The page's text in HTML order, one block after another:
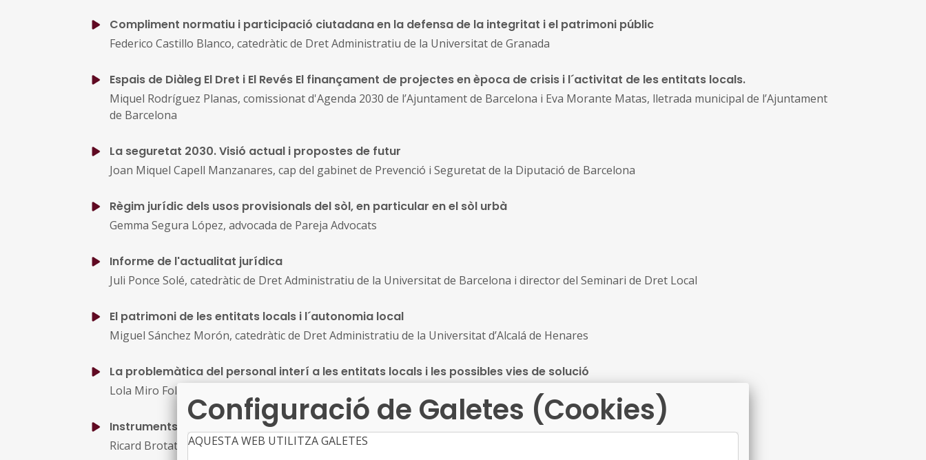
Compliment normatiu i participació ciutadana en la defensa de la integritat i el patrimoni públic
Federico Castillo Blanco, catedràtic de Dret Administratiu de la Universitat de Granada
Espais de Diàleg El Dret i El Revés El finançament de projectes en època de crisis i l´activitat de les entitats locals.
Miquel Rodríguez Planas, comissionat d'Agenda 2030 de l’Ajuntament de Barcelona i Eva Morante Matas, lletrada municipal de l’Ajuntament
de Barcelona
La seguretat 2030. Visió actual i propostes de futur
Joan Miquel Capell Manzanares, cap del gabinet de Prevenció i Seguretat de la Diputació de Barcelona
Règim jurídic dels usos provisionals del sòl, en particular en el sòl urbà
Gemma Segura López, advocada de Pareja Advocats
Informe de l'actualitat jurídica
Juli Ponce Solé, catedràtic de Dret Administratiu de la Universitat de Barcelona i director del Seminari de Dret Local
El patrimoni de les entitats locals i l´autonomia local
Miguel Sánchez Morón, catedràtic de Dret Administratiu de la Universitat d’Alcalá de Henares
La problemàtica del personal interí a les entitats locals i les possibles vies de solució
Lola Miro Folgado, directora de Recursos Humans de la Diputació de Barcelona
Instruments d'intervenció municipal enfront l'ocupació del domini públic: case study d'una acampada
Ricard Brotat i Jubert, cap dels Serveis Jurídics de l’Ajuntament de Badalona
Configuració de Galetes (Cookies)
AQUESTA WEB UTILITZA GALETES